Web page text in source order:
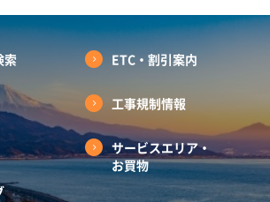
索 ETC・割引案内
工事規制情報
サービスエリア・
お買物